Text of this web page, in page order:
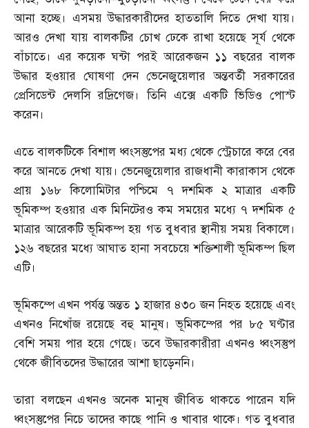
আনা হচ্ছে। এসময় উদ্ধারকারীদের হাততালি দিতে দেখা যায়।
আরও দেখা যায় বালকটির চোখ ঢেকে রাখা হয়েছে সূর্য থেকে
বাঁচাতে। এর কয়েক ঘন্টা পরই আরেকজন ১১ বছরের বালক
উদ্ধার হওয়ার ঘোষণা দেন ভেনেজুয়েলার অন্তবর্তী সরকারের
প্রেসিডেন্ট দেলসি রদ্রিগেজ। তিনি এক্সে একটি ভিডিও পোস্ট
করেন।
এতে বালকটিকে বিশাল ধ্বংসস্তুপের মধ্য থেকে স্ট্রেচারে করে বের
করে আনতে দেখা যায়। ভেনেজুয়েলার রাজধানী কারাকাস থেকে
প্রায় ১৬৮ কিলোমিটার পশ্চিমে ৭ দশমিক ২ মাত্রার একটি
ভূমিকম্প হওয়ার এক মিনিটেরও কম সময়ের মধ্যে ৭ দশমিক ৫
মাত্রার আরেকটি ভূমিকম্প হয় গত বুধবার স্থানীয় সময় বিকালে।
১২৬ বছরের মধ্যে আঘাত হানা সবচেয়ে শক্তিশালী ভূমিকম্প ছিল
এটি।
ভূমিকম্পে এখন পর্যন্ত অন্তত ১ হাজার ৪৩০ জন নিহত হয়েছে এবং
এখনও নিখোঁজ রয়েছে বহু মানুষ। ভূমিকম্পের পর ৮৫ ঘণ্টার
বেশি সময় পার হয়ে গেছে। তবে উদ্ধারকারীরা এখনও ধ্বংসস্তুপ
থেকে জীবিতদের উদ্ধারের আশা ছাড়েননি।
তারা বলছেন এখনও অনেক মানুষ জীবিত থাকতে পারেন যদি
ধ্বংসস্তুপের নিচে তাদের কাছে পানি ও খাবার থাকে। গত বুধবার